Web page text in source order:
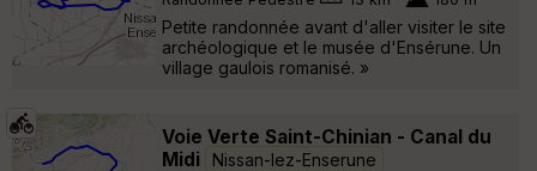
Petite randonnée avant d'aller visiter le site
archéologique et le musée d'Ensérune. Un
village gaulois romanisé. »
Voie Verte Saint-Chinian - Canal du
Midi
Nissan-lez-Enserune